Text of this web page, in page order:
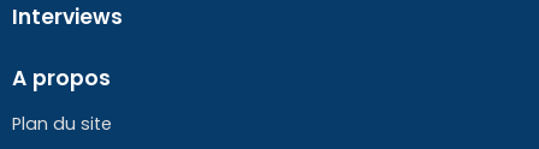
Interviews
A propos
Plan du site